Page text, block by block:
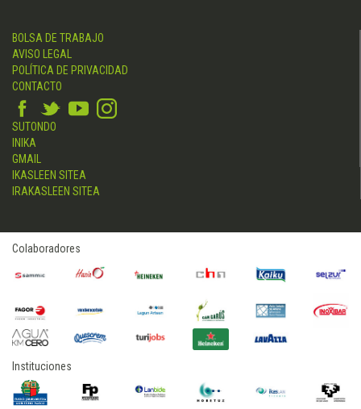
BOLSA DE TRABAJO
AVISO LEGAL
POLÍTICA DE PRIVACIDAD
CONTACTO
SUTONDO
INIKA
GMAIL
IKASLEEN SITEA
IRAKASLEEN SITEA
Colaboradores
Instituciones